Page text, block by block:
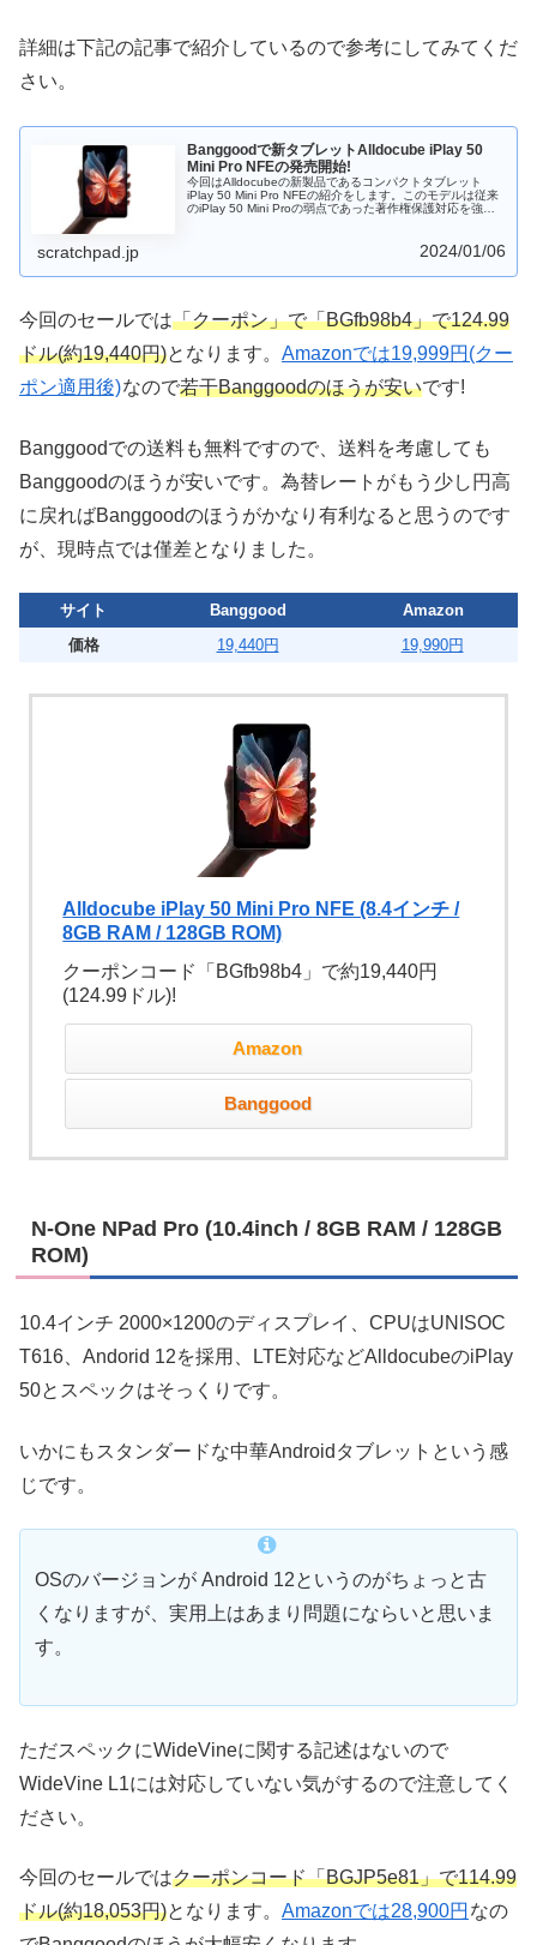
詳細は下記の記事で紹介しているので参考にしてみてくだ
さい。
Banggoodで新タブレットAlldocube iPlay 50
Mini Pro NFEの発売開始!
今回はAlldocubeの新製品であるコンパクトタブレット
iPlay 50 Mini Pro NFEの紹介をします。このモデルは従来
のiPlay 50 Mini Proの弱点であった著作権保護対応を強化
scratchpad.jp 2024/01/06
今回のセールでは「クーポン」で「BGfb98b4」で124.99
ドル(約19,440円)となります。 Amazonでは19,999円(クー
ポン適用後)なので若干Banggoodのほうが安いです!
Banggoodでの送料も無料ですので、送料を考慮しても
Banggoodのほうが安いです。為替レートがもう少し円高
に戻ればBanggoodのほうがかなり有利なると思うのです
が、現時点では僅差となりました。
サイト Banggood
Amazon
価格
19,440円 19,990円
Alldocube iPlay 50 Mini Pro NFE (8.4インチ /
8GB RAM / 128GB ROM)
クーポンコード「BGfb98b4」で約19,440円
(124.99ドル)!
Amazon
Banggood
N-One NPad Pro (10.4inch / 8GB RAM / 128GB
ROM)
10.4インチ 2000×1200のディスプレイ、CPUはUNISOC
T616、Andorid 12を採用、LTE対応などAlldocubeのiPlay
50とスペックはそっくりです。
いかにもスタンダードな中華Androidタブレットという感
じです。
OSのバージョンが Android 12というのがちょっと古
くなりますが、実用上はあまり問題にならいと思いま
す。
ただスペックにWideVineに関する記述はないので
WideVine L1には対応していない気がするので注意してく
ださい。
今回のセールではクーポンコード「BGJP5e81」で114.99
ドル(約18,053円)となります。 Amazonでは28,900円 なの